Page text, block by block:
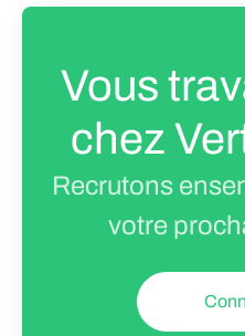
Vous
chez
Recrutons
votre